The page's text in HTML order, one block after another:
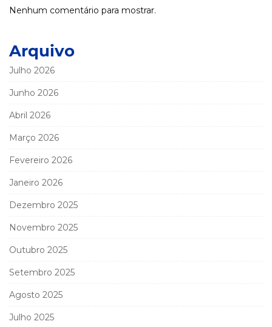
Nenhum comentário para mostrar.
Arquivo
Julho 2026
Junho 2026
Abril 2026
Março 2026
Fevereiro 2026
Janeiro 2026
Dezembro 2025
Novembro 2025
Outubro 2025
Setembro 2025
Agosto 2025
Julho 2025